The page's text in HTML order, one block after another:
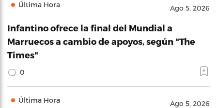
Última Hora Ago 5, 2026
Infantino ofrece la final del Mundial a
Marruecos a cambio de apoyos, según "The
Times"
0
Última Hora Ago 5, 2026